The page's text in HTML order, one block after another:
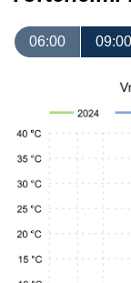
06:00 09:00